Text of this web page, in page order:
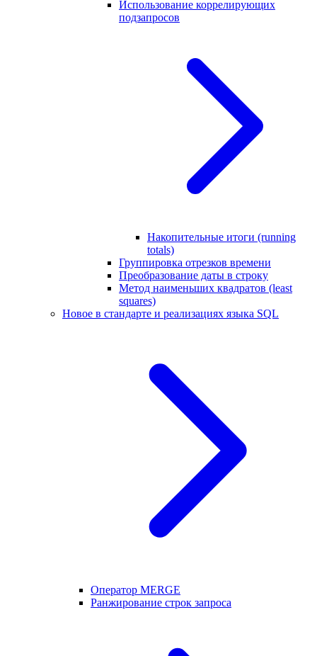
Использование коррелирующих
подзапросов
Накопительные итоги (running
totals)
Группировка отрезков времени
Преобразование даты в строку
Метод наименьших квадратов (least
squares)
Новое в стандарте и реализациях языка SQL
Оператор MERGE
Ранжирование строк запроса